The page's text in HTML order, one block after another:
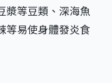
漿等豆類、深海魚
等易使身體發炎食